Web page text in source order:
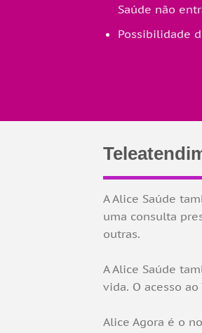
Saúde não
Possibilidade
A Alice Saúde
uma consulta
outras.
A Alice Saúde
vida. O acesso
Alice Agora é o